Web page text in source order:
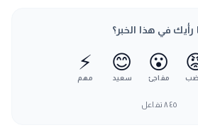
رأيك في هذا الخبر؟
😮
مفاجئ
😊
سعيد
⚡
مهم
٨٤٥تفاعل